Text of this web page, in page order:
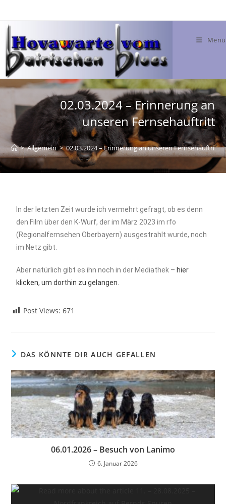
Menü
02.03.2024 – Erinnerung an
unseren Fernsehauftritt
> Allgemein > 02.03.2024 – Erinnerung an unseren Fernsehauftritt
In der letzten Zeit wurde ich vermehrt gefragt, ob es denn
den Film über den K-Wurf, der im März 2023 im rfo
(Regionalfernsehen Oberbayern) ausgestrahlt wurde, noch
im Netz gibt.
Aber natürlich gibt es ihn noch in der Mediathek – hier
klicken, um dorthin zu gelangen.
Post Views: 671
DAS KÖNNTE DIR AUCH GEFALLEN
06.01.2026 – Besuch von Lanimo
6. Januar 2026